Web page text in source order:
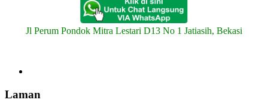
Jl Perum Pondok Mitra Lestari D13 No 1 Jatiasih, Bekasi
Laman